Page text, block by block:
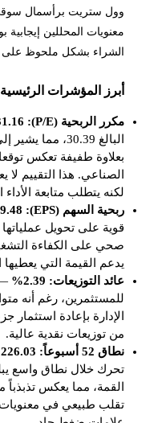
معنويات المحللين
الشراء بشكل ملحوظ على
أبرز المؤشرات الرئيسية:
مكرر الربحية (P/E): 31.16
البالغ 30.39،
بعلاوة طفيفة تعكس
الصناعي. هذا التقييم لا
لكنه يتطلب متابعة الأداء
ربحية السهم (EPS): 9.48 دولار
قوية على تحويل
صحي على الكفاءة
يدعم القيمة التي
عائد التوزيعات: 2.39%
—
للمستثمرين، رغم أنه
الإدارة بإعادة استثمار
من توزيعات نقدية عالية.
نطاق 52 أسبوعاً: 226.03 إلى 307.96 دولار
القمة، مما يعكس تذبذباً
تقلب طبيعي في